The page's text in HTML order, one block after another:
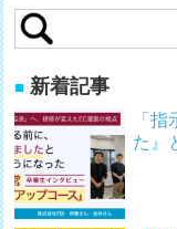
検
索:
新着記事
「
た』